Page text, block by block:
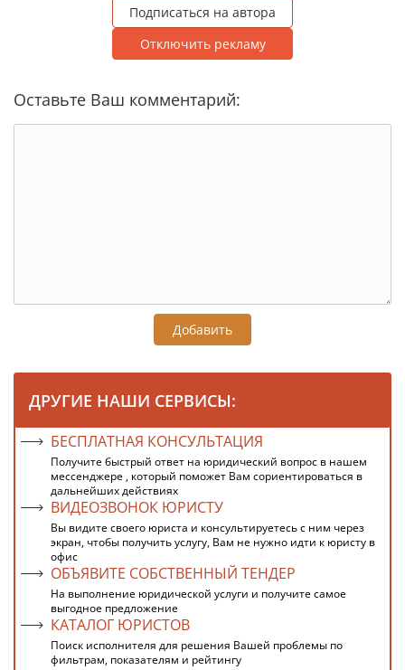
Подписаться на автора
Отключить рекламу
Оставьте Ваш комментарий:
Добавить
ДРУГИЕ НАШИ СЕРВИСЫ:
БЕСПЛАТНАЯ КОНСУЛЬТАЦИЯ
Получите быстрый ответ на юридический вопрос в нашем
мессенджере , который поможет Вам сориентироваться в
дальнейших действиях
ВИДЕОЗВОНОК ЮРИСТУ
Вы видите своего юриста и консультируетесь с ним через
экран, чтобы получить услугу, Вам не нужно идти к юристу в
офис
ОБЪЯВИТЕ СОБСТВЕННЫЙ ТЕНДЕР
На выполнение юридической услуги и получите самое
выгодное предложение
КАТАЛОГ ЮРИСТОВ
Поиск исполнителя для решения Вашей проблемы по
фильтрам, показателям и рейтингу